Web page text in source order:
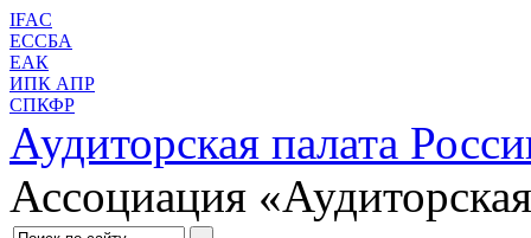
IFAC
ЕССБА
ЕАК
ИПК АПР
СПКФР
Аудиторская палата
Ассоциация